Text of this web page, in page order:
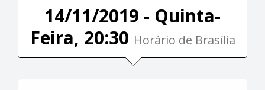
14/11/2019 - Quinta-
Feira, 20:30 Horário de Brasília